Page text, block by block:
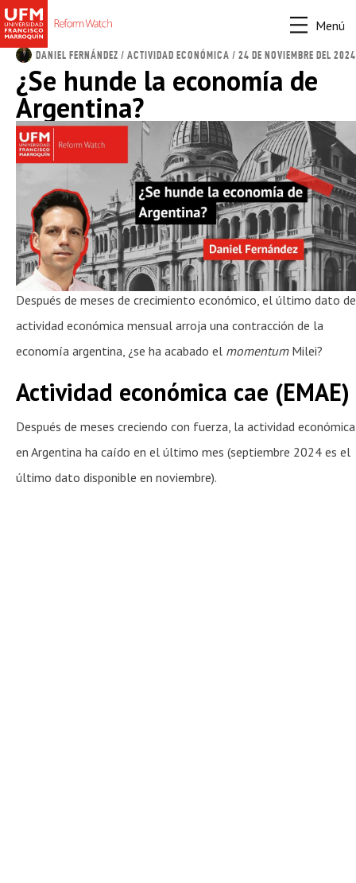
Menú
DANIEL FERNÁNDEZ / ACTIVIDAD ECONÓMICA / 24 DE NOVIEMBRE DEL 2024
¿Se hunde la economía de
Argentina?
Después de meses de crecimiento económico, el último dato de
actividad económica mensual arroja una contracción de la
economía argentina, ¿se ha acabado el momentumMilei?
Actividad económica cae (EMAE)
Después de meses creciendo con fuerza, la actividad económica
en Argentina ha caído en el último mes (septiembre 2024 es el
último dato disponible en noviembre).